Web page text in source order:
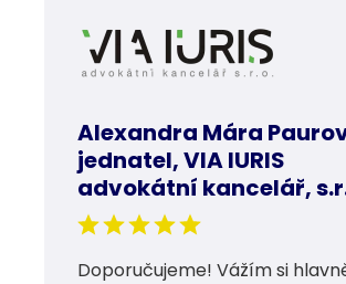
Alexandra Mára
jednatel, VIA IURIS
advokátní kancelář,
Doporučujeme! Vážím si